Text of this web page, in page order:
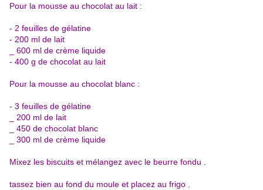
Pour la mousse au chocolat au lait :
- 2 feuilles de gélatine
- 200 ml de lait
_ 600 ml de crème liquide
- 400 g de chocolat au lait
Pour la mousse au chocolat blanc :
- 3 feuilles de gélatine
_ 200 ml de lait
_ 450 de chocolat blanc
_ 300 ml de crème liquide
Mixez les biscuits et mélangez avec le beurre fondu .
tassez bien au fond du moule et placez au frigo .